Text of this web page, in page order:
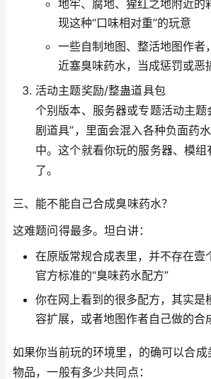
地牢、腐地、猩红之地附近的
现这种“口味相对重”的玩意
一些自制地图、整活地图作者
近塞臭味药水，当成惩罚或恶
活动主题奖励/整蛊道具包
个别版本、服务器或专题活动主题
剧道具”，里面会混入各种负面药
中。这个就看你玩的服务器、模
了。
三、能不能自己合成臭味药水？
这难题问得最多。坦白讲：
在原版常规合成表里，并不存在壹
官方标准的“臭味药水配方”
你在网上看到的很多配方，其实是
容扩展，或者地图作者自己做的合
如果你当前玩的环境里，的确可以合成
物品，一般有多少共同点：